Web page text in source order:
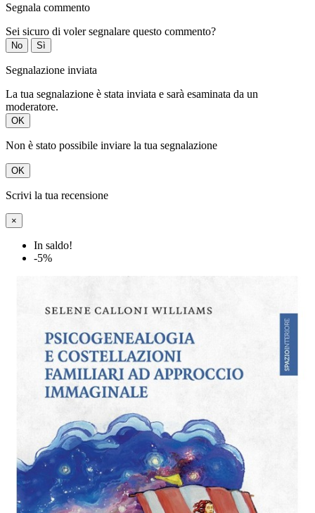
Segnala commento
Sei sicuro di voler segnalare questo commento?
No Sì
Segnalazione inviata
La tua segnalazione è stata inviata e sarà esaminata da un
moderatore.
OK
Non è stato possibile inviare la tua segnalazione
OK
Scrivi la tua recensione
×
In saldo!
-5%